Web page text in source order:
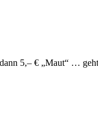
5,– € „Maut“ …